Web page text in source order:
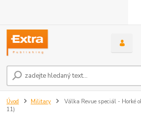
Úvod Military
Válka Revue speciál - Horké
11)